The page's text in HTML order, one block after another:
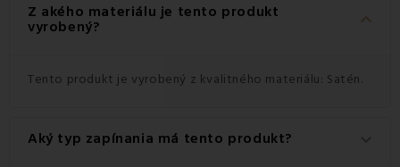
Z akého materiálu je tento produkt
vyrobený? keyboard_arrow_down
Tento produkt je vyrobený z kvalitného materiálu: Satén.
Aký typ zapínania má tento produkt?